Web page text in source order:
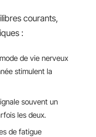
courants,
:
de vie nerveux
stimulent la
souvent un
les deux.
de fatigue